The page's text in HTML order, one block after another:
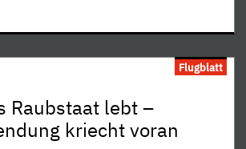
Flugblatt
Raubstaat lebt –
kriecht voran